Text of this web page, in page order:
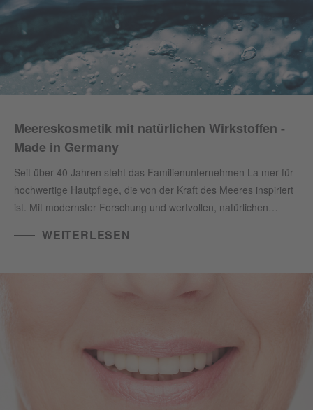
Meereskosmetik mit natürlichen Wirkstoffen -
Made in Germany
Seit über 40 Jahren steht das Familienunternehmen La mer für
hochwertige Hautpflege, die von der Kraft des Meeres inspiriert
ist. Mit modernster Forschung und wertvollen, natürlichen
Laboratorium in Cuxhaven einzigartige Produkte, die die Haut
WEITERLESEN